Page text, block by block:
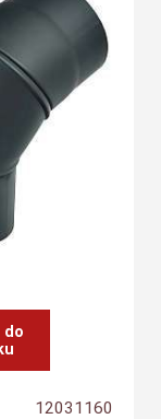
12031160